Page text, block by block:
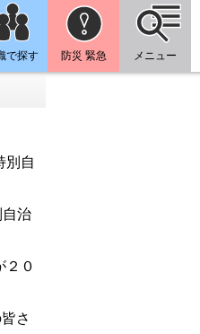
で探す 防災 緊急 メニュー
別自
治
２０
さ